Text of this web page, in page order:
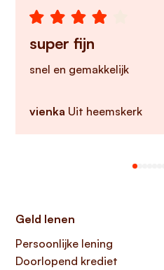
super fijn
snel en gemakkelijk
vienka Uit heemskerk
Geld lenen
Persoonlijke lening
Doorlopend krediet